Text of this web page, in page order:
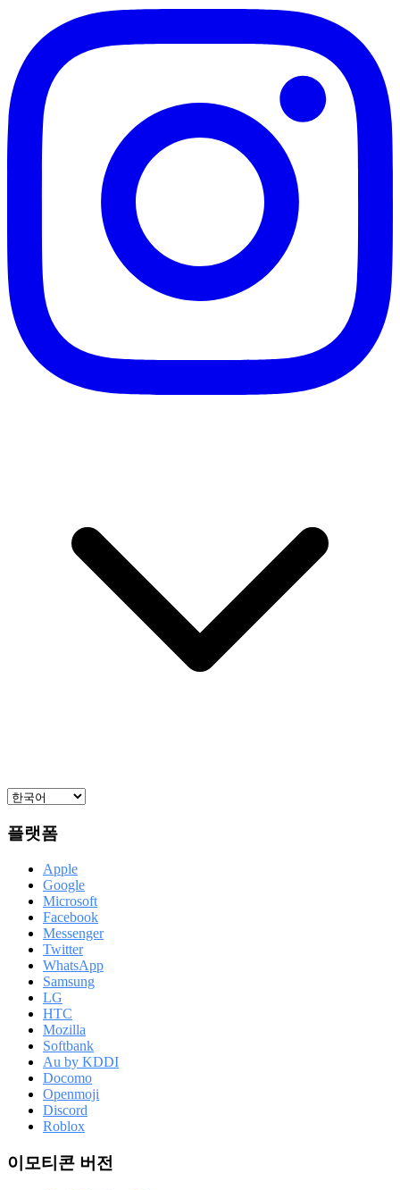
플랫폼
Apple
Google
Microsoft
Facebook
Messenger
Twitter
WhatsApp
Samsung
LG
HTC
Mozilla
Softbank
Au by KDDI
Docomo
Openmoji
Discord
Roblox
이모티콘 버전